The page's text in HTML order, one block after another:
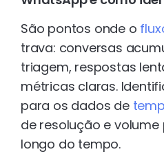
São pontos onde o
trava: conversas
triagem, respostas
métricas claras.
para os dados de
de resolução e
longo do tempo.